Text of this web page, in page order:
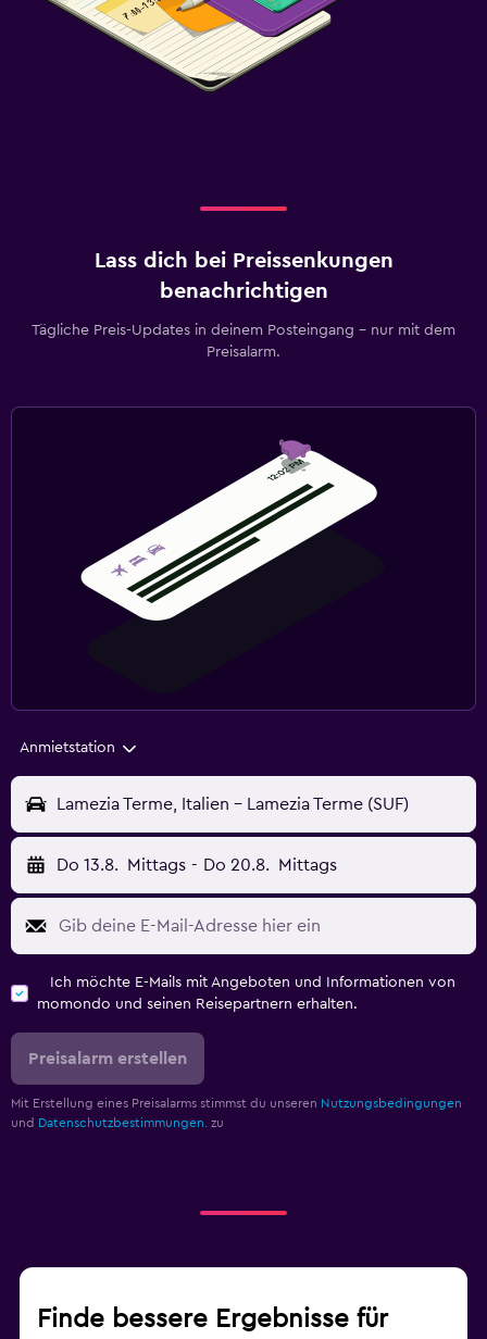
Lass dich bei Preissenkungen
benachrichtigen
Tägliche Preis-Updates in deinem Posteingang – nur mit dem
Preisalarm.
Anmietstation
Lamezia Terme, Italien - Lamezia Terme (SUF)
Do 13.8. Mittags - Do 20.8. Mittags
Ich möchte E-Mails mit Angeboten und Informationen von
momondo und seinen Reisepartnern erhalten.
Preisalarm erstellen
Mit Erstellung eines Preisalarms stimmst du unseren Nutzungsbedingungen
und Datenschutzbestimmungen. zu
Finde bessere Ergebnisse für